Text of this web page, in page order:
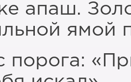
апаш.
ямой
порога: